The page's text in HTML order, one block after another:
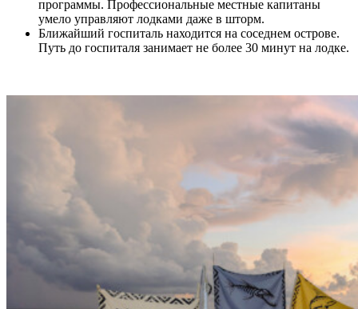
программы. Профессиональные местные капитаны
умело управляют лодками даже в шторм.
Ближайший госпиталь находится на соседнем острове.
Путь до госпиталя занимает не более 30 минут на лодке.